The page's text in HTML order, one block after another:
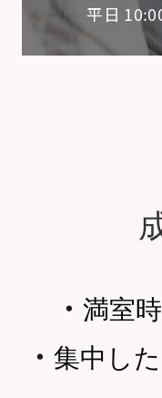
平日
・ 満室
・ 集中し